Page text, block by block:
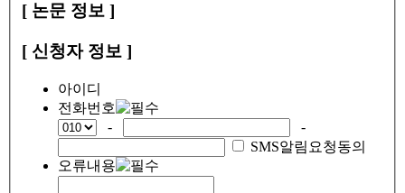
[ 논문 정보 ]
[ 신청자 정보 ]
아이디
전화번호
-
-
SMS알림요청동의
오류내용